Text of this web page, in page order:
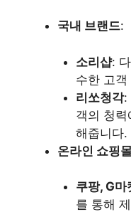
국내 브랜드:
소리샵:
수한 고
리쏘청각:
객의 청
해줍니다.
온라인 쇼핑
쿠팡, G마
를 통해